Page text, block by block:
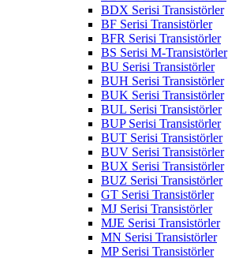
BDX Serisi Transistörler
BF Serisi Transistörler
BFR Serisi Transistörler
BS Serisi M-Transistörler
BU Serisi Transistörler
BUH Serisi Transistörler
BUK Serisi Transistörler
BUL Serisi Transistörler
BUP Serisi Transistörler
BUT Serisi Transistörler
BUV Serisi Transistörler
BUX Serisi Transistörler
BUZ Serisi Transistörler
GT Serisi Transistörler
MJ Serisi Transistörler
MJE Serisi Transistörler
MN Serisi Transistörler
MP Serisi Transistörler